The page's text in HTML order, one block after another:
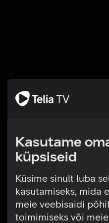
Kasutame
küpsiseid
Küsime sinult luba
kasutamiseks, mida
meie veebisaidi
toimimiseks või